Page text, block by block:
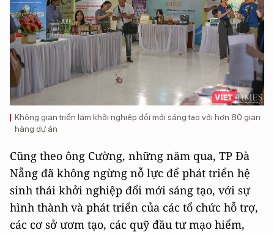
Không gian triển lãm khởi nghiệp đổi mới sáng tạo với hơn 80 gian
hàng dự án
Cũng theo ông Cường, những năm qua, TP Đà
Nẵng đã không ngừng nỗ lực để phát triển hệ
sinh thái khởi nghiệp đổi mới sáng tạo, với sự
hình thành và phát triển của các tổ chức hỗ trợ,
các cơ sở ươm tạo, các quỹ đầu tư mạo hiểm,